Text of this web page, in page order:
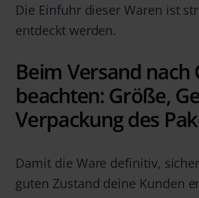
Die Einfuhr dieser Waren ist
entdeckt werden.
Beim Versand nach
beachten: Größe,
Verpackung des
Damit die Ware definitiv,
guten Zustand deine Kunden